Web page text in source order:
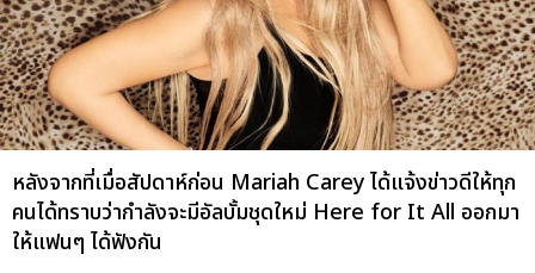
หลังจากที่เมื่อสัปดาห์ก่อน Mariah Carey ได้แจ้งข่าวดีให้ทุก
คนได้ทราบว่ากำลังจะมีอัลบั้มชุดใหม่ Here for It All ออกมา
ให้แฟนๆ ได้ฟังกัน